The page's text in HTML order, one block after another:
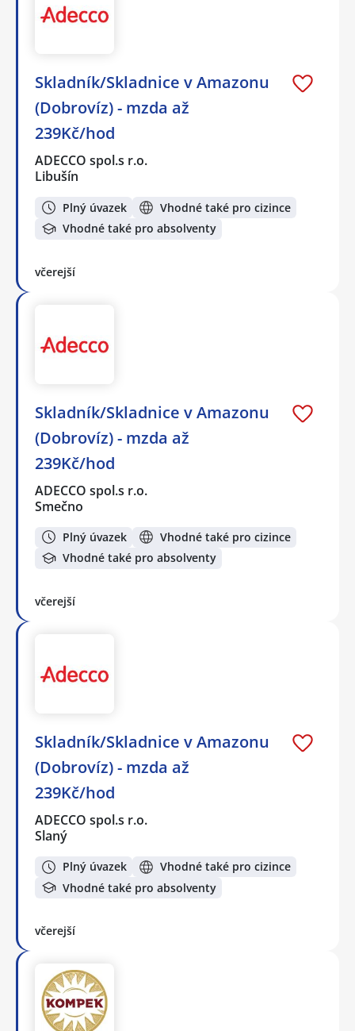
Skladník/Skladnice v Amazonu
(Dobrovíz) - mzda až
239Kč/hod
ADECCO spol.s r.o.
Libušín
Plný úvazek
Vhodné také pro cizince
Vhodné také pro absolventy
včerejší
Skladník/Skladnice v Amazonu
(Dobrovíz) - mzda až
239Kč/hod
ADECCO spol.s r.o.
Smečno
Plný úvazek
Vhodné také pro cizince
Vhodné také pro absolventy
včerejší
Skladník/Skladnice v Amazonu
(Dobrovíz) - mzda až
239Kč/hod
ADECCO spol.s r.o.
Slaný
Plný úvazek
Vhodné také pro cizince
Vhodné také pro absolventy
včerejší